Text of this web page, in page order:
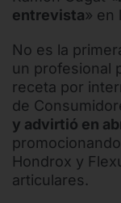
entrevista» en
No es la
un profesional
receta por
de
y advirtió en
Hondrox y
articulares.